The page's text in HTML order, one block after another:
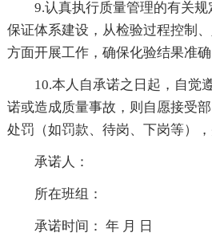
9.认真执行质量管理的有关
保证体系建设，从检验过程控制
方面开展工作，确保化验结果准确
10.本人自承诺之日起，自觉
诺或造成质量事故，则自愿接受
处罚（如罚款、待岗、下岗等）
承诺人：
所在班组：
承诺时间： 年 月 日